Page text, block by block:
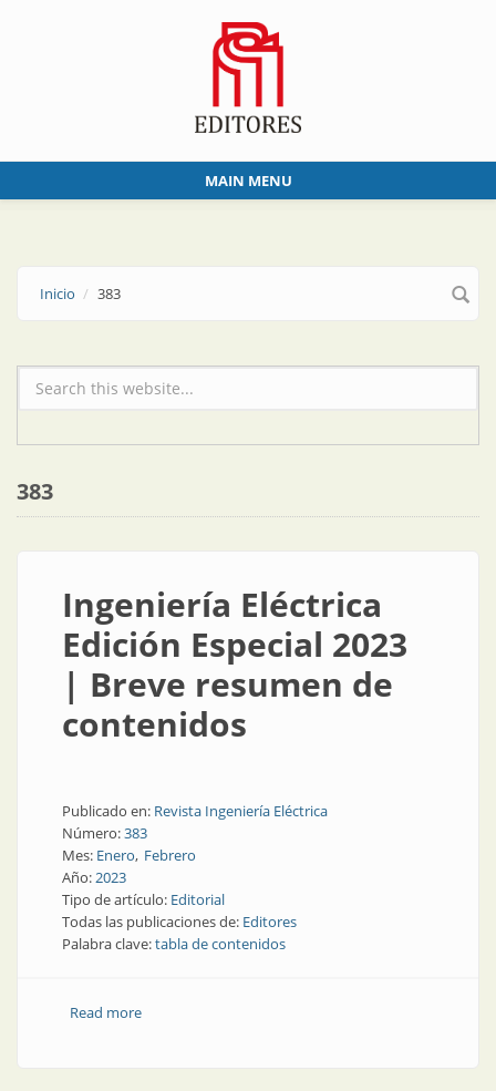
MAIN MENU
Inicio 383
Formulario de búsqueda
383
Ingeniería Eléctrica
Edición Especial 2023
| Breve resumen de
contenidos
Publicado en: Revista Ingeniería Eléctrica
Número:383
Mes: Enero Febrero
Año:2023
Tipo de artículo: Editorial
Todas las publicaciones de: Editores
Palabra clave:tabla de contenidos
Read moreabout Ingeniería Eléctrica Edición Especial 2023 |